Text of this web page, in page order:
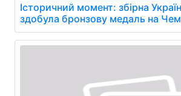
Історичний момент: збірна
здобула бронзову медаль на